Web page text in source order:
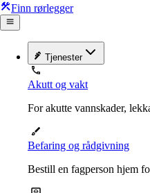
Finn rørlegger
Tjenester
Akutt og vakt
For akutte vannskader,
Befaring og rådgivning
Bestill en fagperson hjem